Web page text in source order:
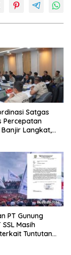
Satgas
Percepatan
Banjir Langkat,
PT Gunung
SSL Masih
Tuntutan